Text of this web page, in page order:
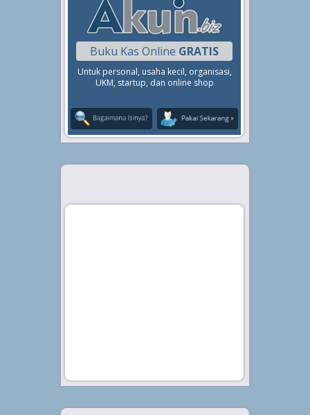
Buku Kas Online GRATIS
Untuk personal, usaha kecil, organisasi,
UKM, startup, dan online shop